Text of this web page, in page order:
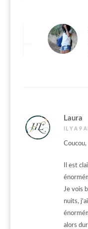
Laura
IL Y A 9
Coucou,
Il est
Je vois
nuits,
alors